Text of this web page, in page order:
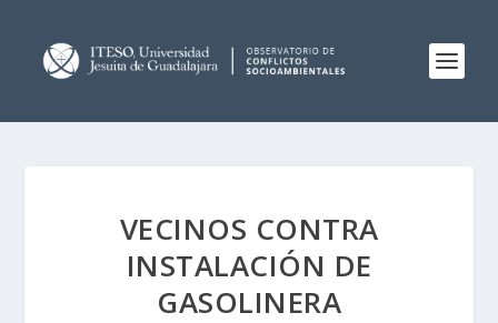
VECINOS CONTRA
INSTALACIÓN DE
GASOLINERA